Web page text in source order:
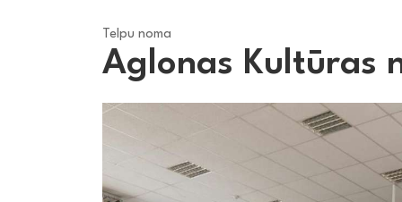
Telpu noma
Aglonas Kultūras